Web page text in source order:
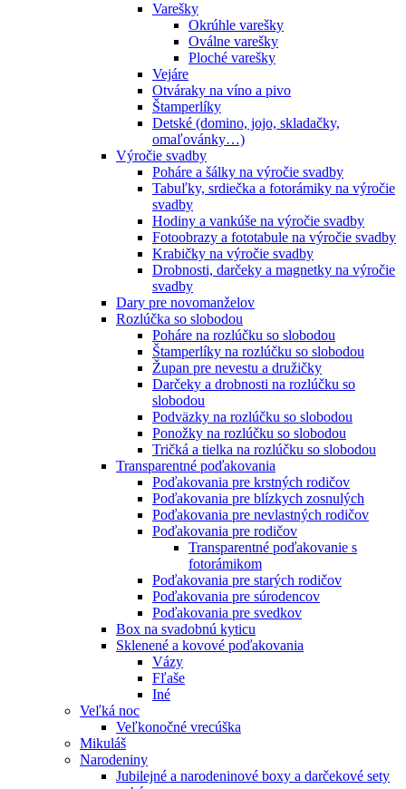
Varešky
Okrúhle varešky
Oválne varešky
Ploché varešky
Vejáre
Otváraky na víno a pivo
Štamperlíky
Detské (domino, jojo, skladačky,
omaľovánky…)
Výročie svadby
Poháre a šálky na výročie svadby
Tabuľky, srdiečka a fotorámiky na výročie
svadby
Hodiny a vankúše na výročie svadby
Fotoobrazy a fototabule na výročie svadby
Krabičky na výročie svadby
Drobnosti, darčeky a magnetky na výročie
svadby
Dary pre novomanželov
Rozlúčka so slobodou
Poháre na rozlúčku so slobodou
Štamperlíky na rozlúčku so slobodou
Župan pre nevestu a družičky
Darčeky a drobnosti na rozlúčku so
slobodou
Podväzky na rozlúčku so slobodou
Ponožky na rozlúčku so slobodou
Tričká a tielka na rozlúčku so slobodou
Transparentné poďakovania
Poďakovania pre krstných rodičov
Poďakovania pre blízkych zosnulých
Poďakovania pre nevlastných rodičov
Poďakovania pre rodičov
Transparentné poďakovanie s
fotorámikom
Poďakovania pre starých rodičov
Poďakovania pre súrodencov
Poďakovania pre svedkov
Box na svadobnú kyticu
Sklenené a kovové poďakovania
Vázy
Fľaše
Iné
Veľká noc
Veľkonočné vrecúška
Mikuláš
Narodeniny
Jubilejné a narodeninové boxy a darčekové sety